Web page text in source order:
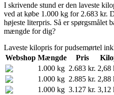
I skrivende stund er den laveste
ved at købe 1.000 kg for 2.683 kr.
højeste literpris. Så er spørgsmålet
mængde for dig?
Laveste kilopris for pudsemørtel
Webshop Mængde Pris
1.000 kg 2.683 kr. 2,68
1.000 kg 2.885 kr. 2,88
1.000 kg 3.127 kr. 3,12